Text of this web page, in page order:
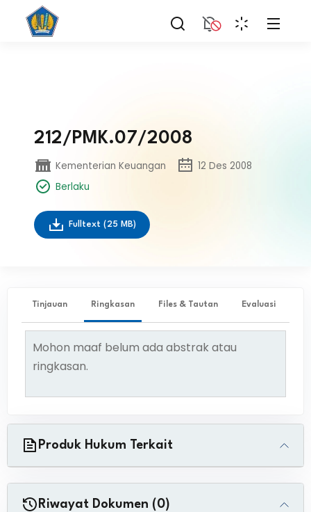
212/PMK.07/2008
Kementerian Keuangan
12 Des 2008
Berlaku
Fulltext (25 MB)
Tinjauan Ringkasan Files & Tautan Evaluasi
Mohon maaf belum ada abstrak atau
ringkasan.
Produk Hukum Terkait
Riwayat Dokumen (0)